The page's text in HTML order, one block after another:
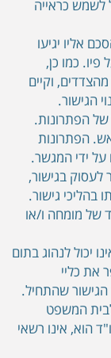
לשמש כראייה
אליו יגיעו
פיו. כמו כן,
וקיים
הגישור.
של הפתרונות.
הפתרונות
על ידי המגשר.
בגישור,
בהליכי גישור.
של מומחה ו/או
יכול לנהוג בתום
את כליי
שהתחיל.
המשפט
הוא, אינו רשאי